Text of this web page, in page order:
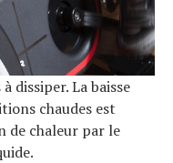
dissiper. La baisse
chaudes est
de chaleur par le